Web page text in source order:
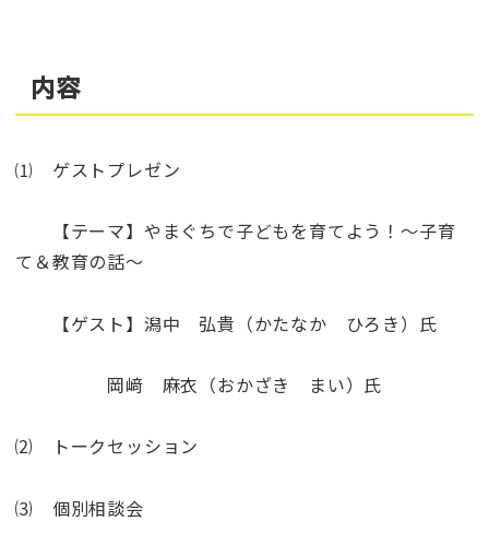
内容
⑴ ゲストプレゼン
【テーマ】やまぐちで子どもを育てよう！～子育
て＆教育の話～
【ゲスト】潟中 弘貴（かたなか ひろき）氏
岡﨑 麻衣（おかざき まい）氏
⑵ トークセッション
⑶ 個別相談会